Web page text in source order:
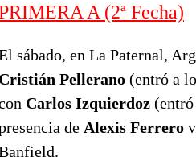
A (2ª Fecha)
sábado, en La Paternal,
Cristián Pellerano (entró a
Carlos Izquierdoz
de Alexis Ferrero